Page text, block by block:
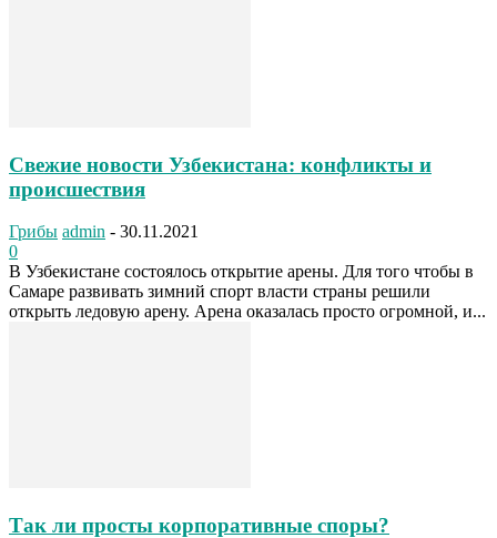
Свежие новости Узбекистана: конфликты и
происшествия
Грибы admin - 30.11.2021
0
В Узбекистане состоялось открытие арены. Для того чтобы в
Самаре развивать зимний спорт власти страны решили
открыть ледовую арену. Арена оказалась просто огромной, и...
Так ли просты корпоративные споры?